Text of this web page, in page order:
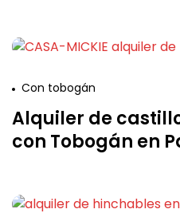
Con tobogán
Alquiler de
con Tobogán en